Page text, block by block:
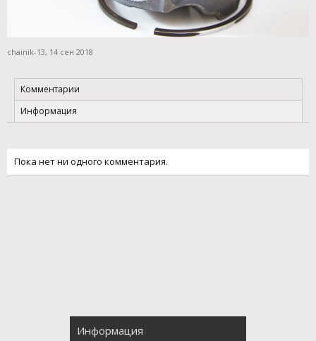
chainik-13, 14 сен 2018
Комментарии
Информация
Пока нет ни одного комментария.
Информация